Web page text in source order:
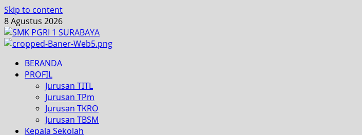
Skip to content
8 Agustus 2026
BERANDA
PROFIL
Jurusan TITL
Jurusan TPm
Jurusan TKRO
Jurusan TBSM
Kepala Sekolah